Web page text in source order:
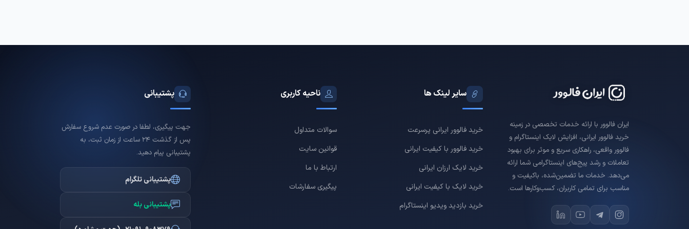
ایران فالوور با ارائه خدمات تخصصی در زمینه
خرید فالوور ایرانی، افزایش لایک اینستاگرام و
فالوور واقعی، راهکاری سریع و موثر برای بهبود
تعاملات و رشد پیج‌های اینستاگرامی شما ارائه
می‌دهد. خدمات ما تضمین‌شده، باکیفیت و
مناسب برای تمامی کاربران، کسب‌وکارها است.
سایر لینک ها
خرید فالوور ایرانی پرسرعت
خرید فالوور با کیفیت ایرانی
خرید لایک ارزان ایرانی
خرید لایک با کیفیت ایرانی
خرید بازدید ویدیو اینستاگرام
ناحیه کاربری
سوالات متداول
قوانین سایت
ارتباط با ما
پیگیری سفارشات
پشتیبانی
جهت پیگیری، لطفا در صورت عدم شروع سفارش
پس از گذشت 24 ساعت از زمان ثبت، به
پشتیبانی پیام دهید.
پشتیبانی تلگرام
پشتیبانی بله